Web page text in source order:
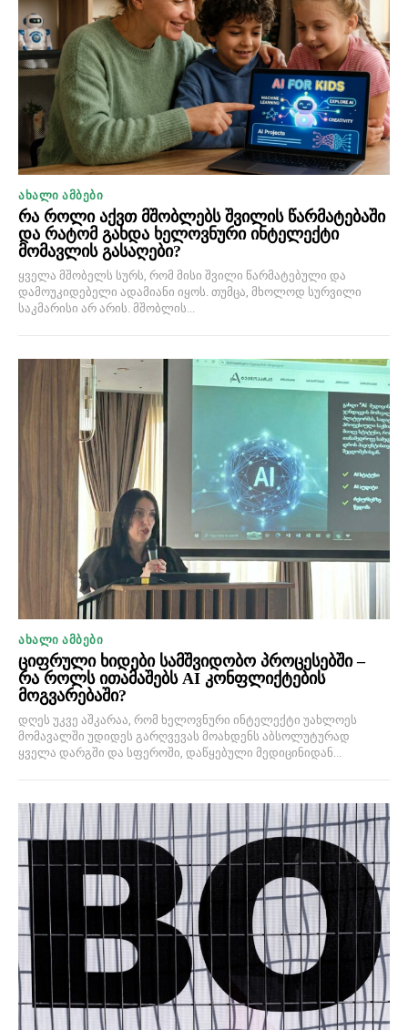
ᲐᲮᲐᲚᲘ ᲐᲛᲑᲔᲑᲘ
რა როლი აქვთ მშობლებს შვილის წარმატებაში
და რატომ გახდა ხელოვნური ინტელექტი
მომავლის გასაღები?
ყველა მშობელს სურს, რომ მისი შვილი წარმატებული და
დამოუკიდებელი ადამიანი იყოს. თუმცა, მხოლოდ სურვილი
საკმარისი არ არის. მშობლის...
ᲐᲮᲐᲚᲘ ᲐᲛᲑᲔᲑᲘ
ციფრული ხიდები სამშვიდობო პროცესებში –
რა როლს ითამაშებს AI კონფლიქტების
მოგვარებაში?
დღეს უკვე აშკარაა, რომ ხელოვნური ინტელექტი უახლოეს
მომავალში უდიდეს გარღვევას მოახდენს აბსოლუტურად
ყველა დარგში და სფეროში, დაწყებული მედიცინიდან...